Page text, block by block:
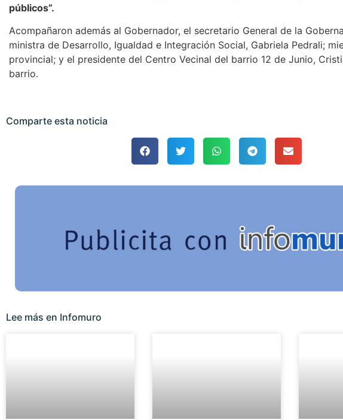
públicos”.
Acompañaron además al Gobernador, el secretario General de la
ministra de Desarrollo, Igualdad e Integración Social, Gabriela Pedrali;
provincial; y el presidente del Centro Vecinal del barrio 12 de Junio,
barrio.
Comparte esta noticia
Lee más en Infomuro